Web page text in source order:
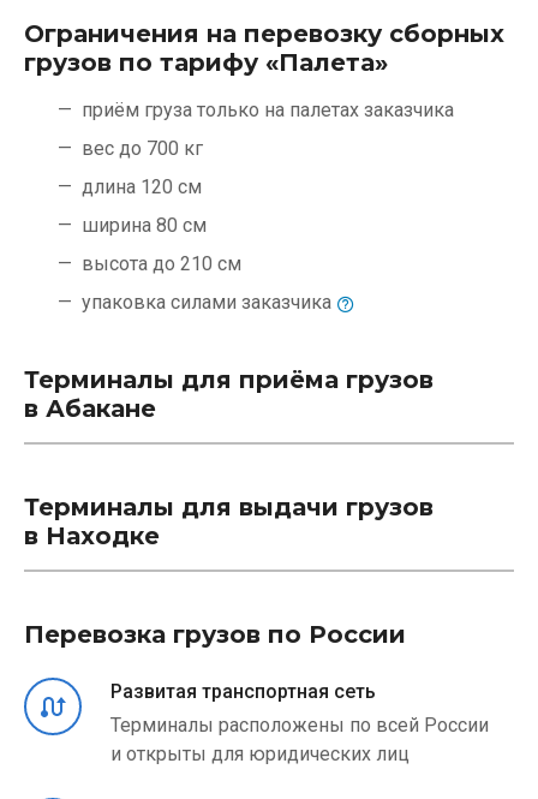
Ограничения на перевозку сборных
грузов по тарифу «Палета»
приём груза только на палетах заказчика
вес до 700 кг
длина 120 см
ширина 80 см
высота до 210 см
упаковка силами заказчика
Терминалы для приёма грузов
в Абакане
Терминалы для выдачи грузов
в Находке
Перевозка грузов по России
Развитая транспортная сеть
Терминалы расположены по всей России
и открыты для юридических лиц